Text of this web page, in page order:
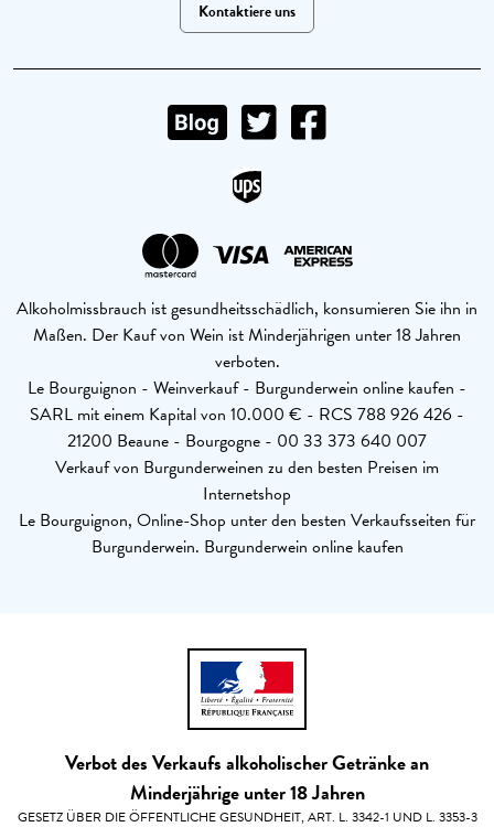
Kontaktiere uns
Alkoholmissbrauch ist gesundheitsschädlich, konsumieren Sie ihn in
Maßen. Der Kauf von Wein ist Minderjährigen unter 18 Jahren
verboten.
Le Bourguignon - Weinverkauf - Burgunderwein online kaufen -
SARL mit einem Kapital von 10.000 € - RCS 788 926 426 -
21200 Beaune - Bourgogne - 00 33 373 640 007
Verkauf von Burgunderweinen zu den besten Preisen im
Internetshop
Le Bourguignon, Online-Shop unter den besten Verkaufsseiten für
Burgunderwein. Burgunderwein online kaufen
Verbot des Verkaufs alkoholischer Getränke an
Minderjährige unter 18 Jahren
GESETZ ÜBER DIE ÖFFENTLICHE GESUNDHEIT, ART. L. 3342-1 UND L. 3353-3